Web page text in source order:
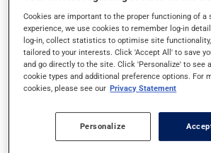
il peut causer des maux de tête;
il peut causer des étourdissements
lentement et soyez prudent avant
volant;
il peut parfois endormir ou
soyez prudent avant de savoir
réagissez;
il peut rendre plus nerveux ou
Cookies are important to the proper functioning of a
experience, we use cookies to remember log-in
log-in, collect statistics to optimise site
tailored to your interests. Click 'Accept All' to save
and go directly to the site. Click 'Personalize' to see
cookie types and additional preference options. For
cookies, please see our Privacy Statement
Personalize